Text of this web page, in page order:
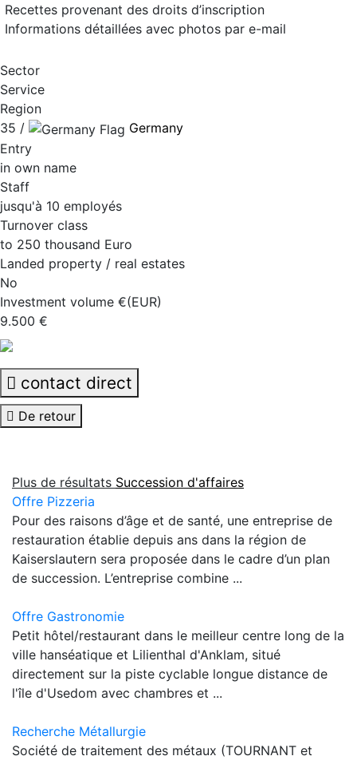
Recettes provenant des droits d’inscription
Informations détaillées avec photos par e-mail
Sector
Service
Region
35 /
Germany
Entry
in own name
Staff
jusqu'à 10 employés
Turnover class
to 250 thousand Euro
Landed property / real estates
No
Investment volume €(EUR)
9.500 €
contact direct
De retour
Plus de résultats Succession d'affaires
Offre Pizzeria
Pour des raisons d’âge et de santé, une entreprise de
restauration établie depuis ans dans la région de
Kaiserslautern sera proposée dans le cadre d’un plan
de succession. L’entreprise combine ...
Offre Gastronomie
Petit hôtel/restaurant dans le meilleur centre long de la
ville hanséatique et Lilienthal d'Anklam, situé
directement sur la piste cyclable longue distance de
l'île d'Usedom avec chambres et ...
Recherche Métallurgie
Société de traitement des métaux (TOURNANT et